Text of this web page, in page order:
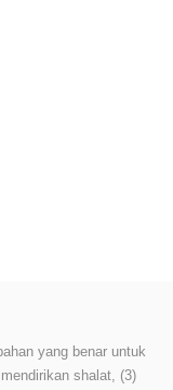
yang benar untuk
shalat, (3)